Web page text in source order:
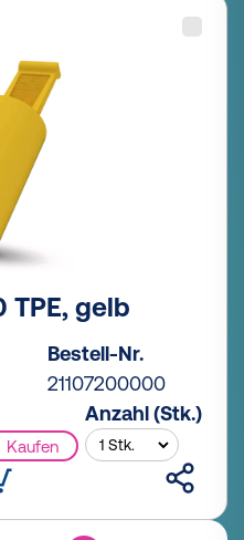
TPE, gelb
Bestell-Nr.
21107200000
Kaufen
Anzahl (Stk.)